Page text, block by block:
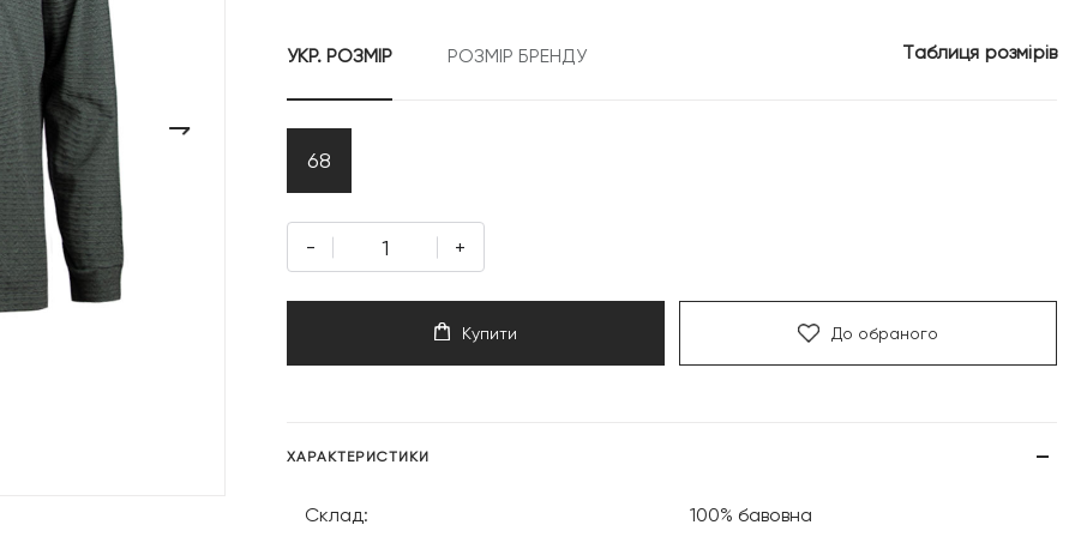
УКР. РОЗМІР РОЗМІР БРЕНДУ Таблиця розмірів
68
- +
Купити До обраного
ХАРАКТЕРИСТИКИ
Склад: 100% бавовна